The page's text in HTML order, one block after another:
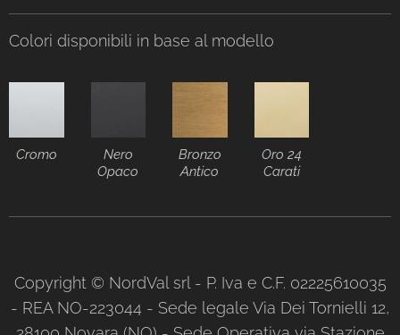
Colori disponibili in base al modello
Cromo
Nero
Opaco
Bronzo
Antico
Oro 24
Carati
Copyright © NordVal srl - P. Iva e C.F. 02225610035
- REA NO-223044 - Sede legale Via Dei Tornielli 12,